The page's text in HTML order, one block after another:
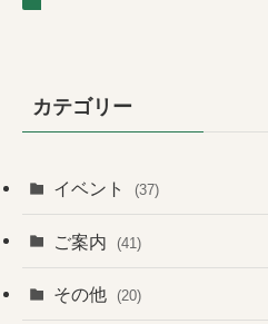
カテゴリー
イベント (37)
ご案内 (41)
その他 (20)